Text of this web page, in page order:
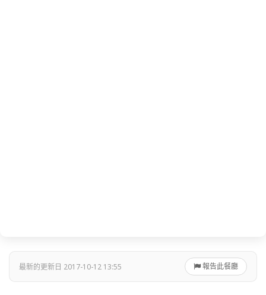
最新的更新日 2017-10-12 13:55 報告此餐廳